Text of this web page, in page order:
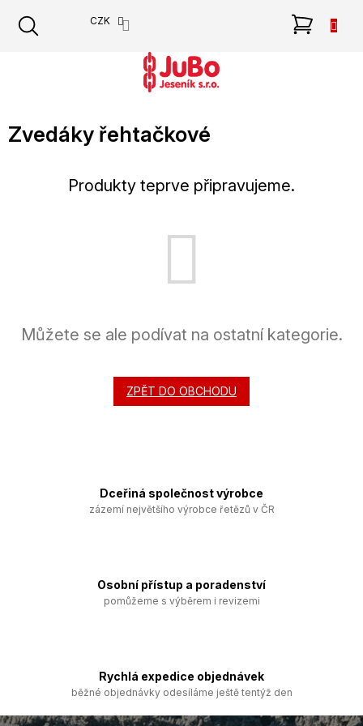
obsah
CZK
Zvedáky řehtačkové
Produkty teprve připravujeme.
Můžete se ale podívat na ostatní kategorie.
ZPĚT DO OBCHODU
Dceřiná společnost výrobce
zázemí největšího výrobce řetězů v ČR
Osobní přístup a poradenství
pomůžeme s výběrem i revizemi
Rychlá expedice objednávek
běžné objednávky odesíláme ještě tentýž den